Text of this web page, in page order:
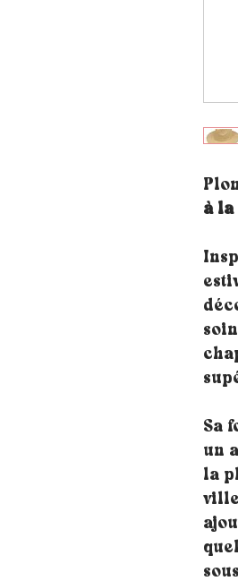
à la
Sa
un
la